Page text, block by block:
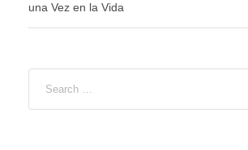
una Vez en la Vida